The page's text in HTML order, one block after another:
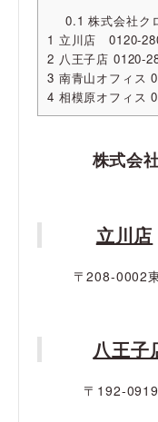
0.1 株式会社ク
1 立川店 0120-
2 八王子店 0120-
3 南青山オフィス
4 相模原オフィス
株式会
立川店
〒208-0002
八王子
〒192-